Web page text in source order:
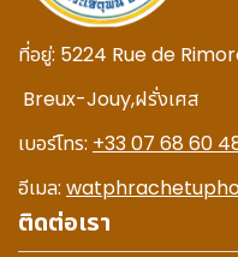
ที่อยู่: 5224 Rue de
Breux-Jouy,ฝรั่งเศส
เบอร์โทร: +33 07 68 60
อีเมล:
ติดต่อเรา